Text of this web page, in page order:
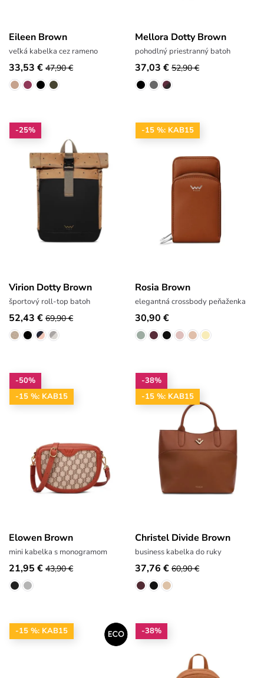
Eileen Brown
veľká kabelka cez rameno
33,53 € 47,90 €
Mellora Dotty Brown
pohodlný priestranný batoh
37,03 € 52,90 €
-25%
Virion Dotty Brown
športový roll-top batoh
52,43 € 69,90 €
-15 %: KAB15
Rosia Brown
elegantná crossbody peňaženka
30,90 €
-50%
-15 %: KAB15
Elowen Brown
mini kabelka s monogramom
21,95 € 43,90 €
-38%
-15 %: KAB15
Christel Divide Brown
business kabelka do ruky
37,76 € 60,90 €
-15 %: KAB15 -38%